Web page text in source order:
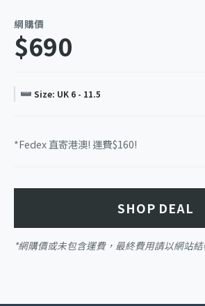
網購價
$690
Size: UK 6 - 11.5
*Fedex 直寄港澳! 運費$160!
SHOP DEAL
*網購價或未包含運費，最終費用請以網站